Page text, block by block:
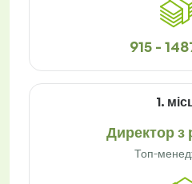
915 -
1.
Директор з
Топ-